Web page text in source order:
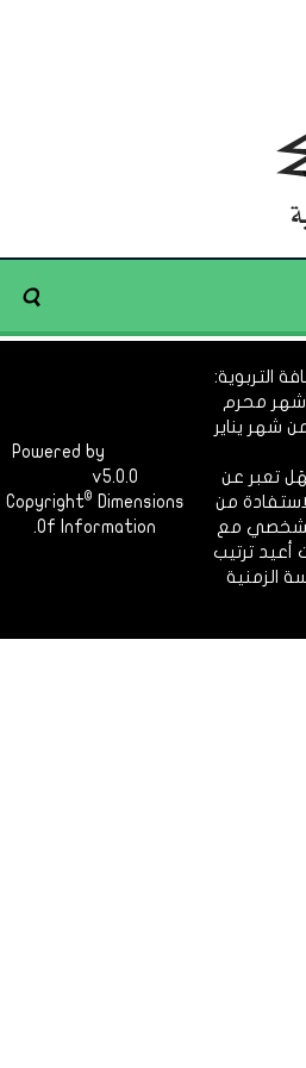
التربوية:
شهر محرم
من شهر يناير
تعبر عن
من
مع
أعيد ترتيب
الزمنية
Powered by
v5.0.0
Copyright©
Dimensions
Of Information.